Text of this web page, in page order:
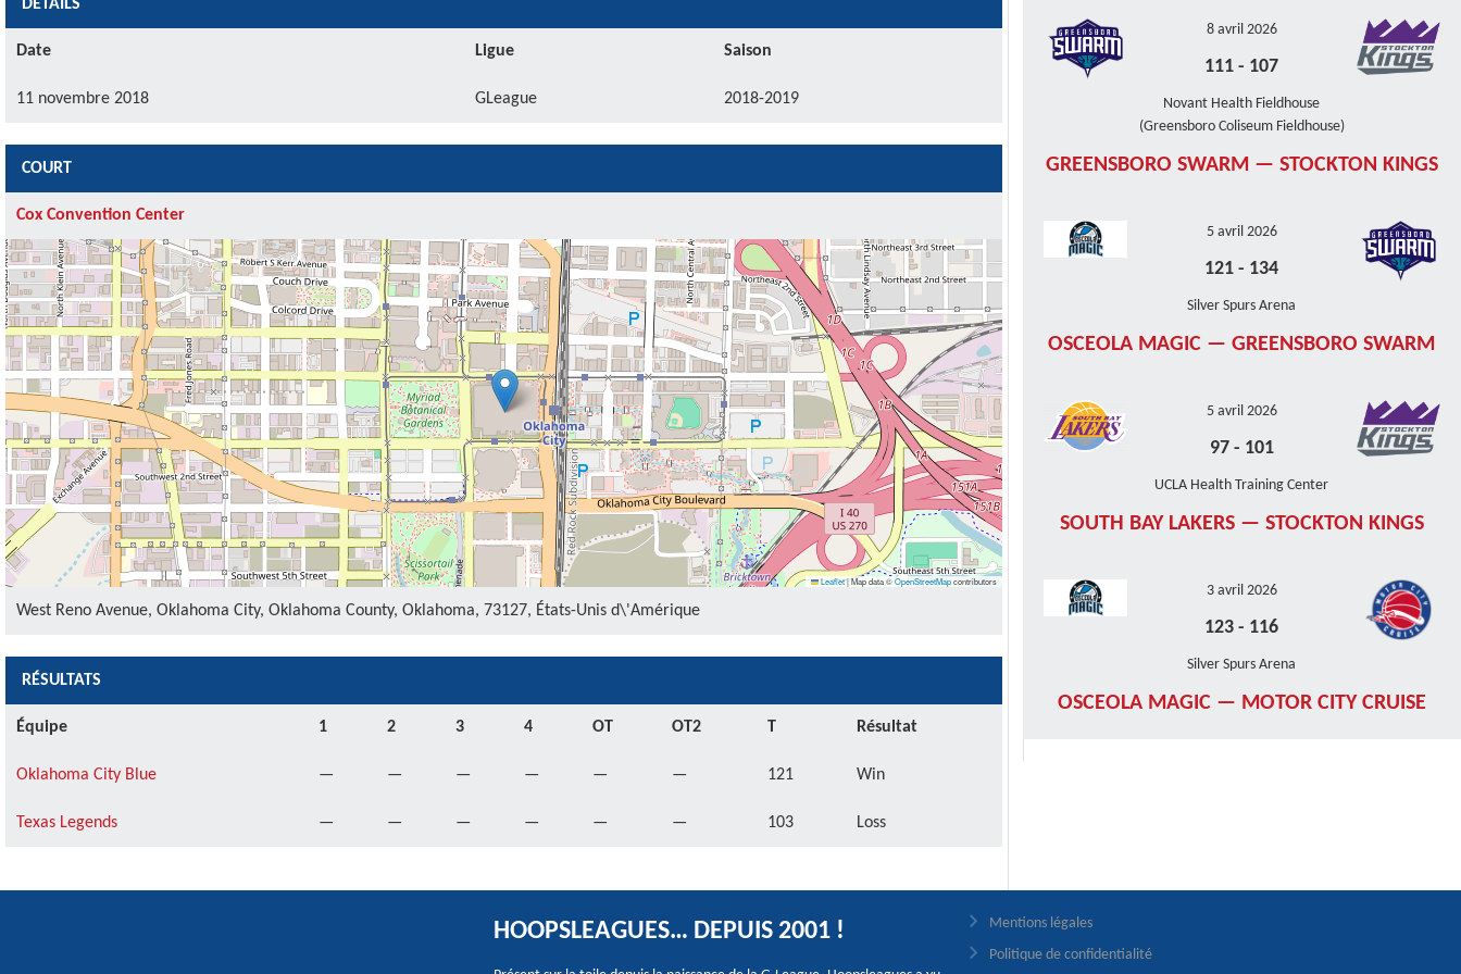
DÉTAILS
Date Ligue Saison
11 novembre 2018 GLeague 2018-2019
COURT
Cox Convention Center
Leaflet|Map data ©OpenStreetMapcontributors
West Reno Avenue, Oklahoma City, Oklahoma County, Oklahoma, 73127, États-Unis d\'Amérique
RÉSULTATS
Équipe 1 2 3 4 OT OT2 T Résultat
Oklahoma City Blue — — — — — — 121 Win
Texas Legends — — — — — — 103 Loss
8 avril 2026
111 - 107
Novant Health Fieldhouse
(Greensboro Coliseum Fieldhouse)
GREENSBORO SWARM — STOCKTON KINGS
5 avril 2026
121 - 134
Silver Spurs Arena
OSCEOLA MAGIC — GREENSBORO SWARM
5 avril 2026
97- 101
UCLA Health Training Center
SOUTH BAY LAKERS — STOCKTON KINGS
3 avril 2026
123 - 116
Silver Spurs Arena
OSCEOLA MAGIC — MOTOR CITY CRUISE
HOOPSLEAGUES… DEPUIS 2001 !
Mentions légales
Politique de confidentialité